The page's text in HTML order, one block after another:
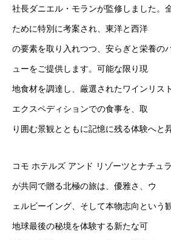
社長ダニエル・モランが監修しました。
ために特別に考案され、東洋と西洋
の要素を取り入れつつ、安らぎと栄養の
ューをご提供します。可能な限り現
地食材を調達し、厳選されたワインリス
エクスペディションでの食事を、取
り囲む景観とともに記憶に残る体験へと
コモ ホテルズ アンド リゾーツとナチュ
が共同で贈る北極の旅は、優雅さ、ウ
ェルビーイング、そして本物志向という
地球最後の秘境を体験する新たな可